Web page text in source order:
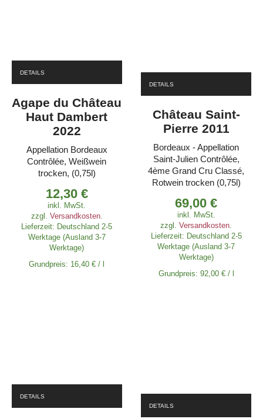
DETAILS
Agape du Château
Haut Dambert
2022
Appellation Bordeaux
Contrôlée, Weißwein
trocken, (0,75l)
12,30 €
inkl. MwSt.
zzgl. Versandkosten.
Lieferzeit: Deutschland 2-5
Werktage (Ausland 3-7
Werktage)
Grundpreis: 16,40€ /l
DETAILS
Château Saint-
Pierre 2011
Bordeaux - Appellation
Saint-Julien Contrôlée,
4ème Grand Cru Classé,
Rotwein trocken (0,75l)
69,00€
inkl. MwSt.
zzgl.Versandkosten
Lieferzeit: Deutschland 2-5
Werktage (Ausland 3-7
Werktage)
Grundpreis: 92,00 €/ l
DETAILS
DETAILS